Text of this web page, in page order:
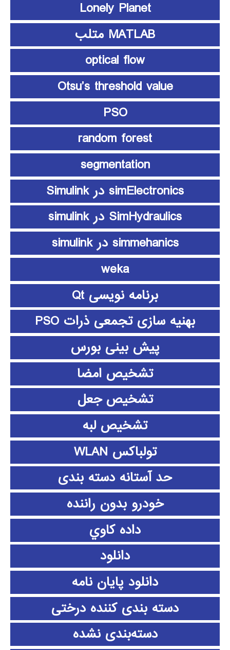
Lonely Planet
MATLAB متلب
optical flow
Otsu’s threshold value
PSO
random forest
segmentation
simElectronics در Simulink
SimHydraulics در simulink
simmehanics در simulink
weka
برنامه نویسی Qt
بهنیه سازی تجمعی ذرات PSO
پیش بینی بورس
تشخیص امضا
تشخیص جعل
تشخیص لبه
تولباکس WLAN
حد آستانه دسته بندی
خودرو بدون راننده
داده كاوي
دانلود
دانلود پايان نامه
دسته بندی کننده درختی
دسته‌بندی نشده